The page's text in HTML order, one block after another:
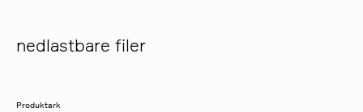
nedlastbare filer
Produktark